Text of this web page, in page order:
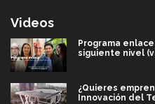
Videos
Programa
siguiente nivel
¿Quieres
Innovación del